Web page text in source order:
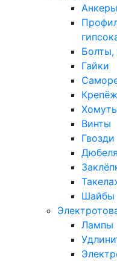
Анкеры
Болты,
Гайки
Крепёж
Винты
Гвозди
Дюбеля
Шайбы
Лампы